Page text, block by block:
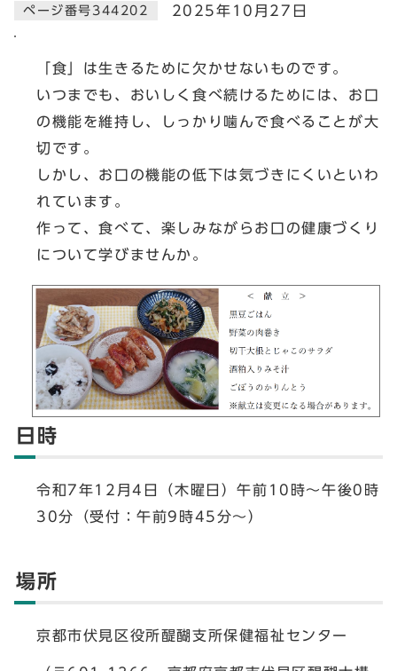
ページ番号344202 2025年10月27日
「食」は生きるために欠かせないものです。
いつまでも、おいしく食べ続けるためには、お口
の機能を維持し、しっかり噛んで食べることが大
切です。
しかし、お口の機能の低下は気づきにくいといわ
れています。
作って、食べて、楽しみながらお口の健康づくり
について学びませんか。
日時
令和7年12月4日（木曜日）午前10時～午後0時
30分（受付：午前9時45分～）
場所
京都市伏見区役所醍醐支所保健福祉センター